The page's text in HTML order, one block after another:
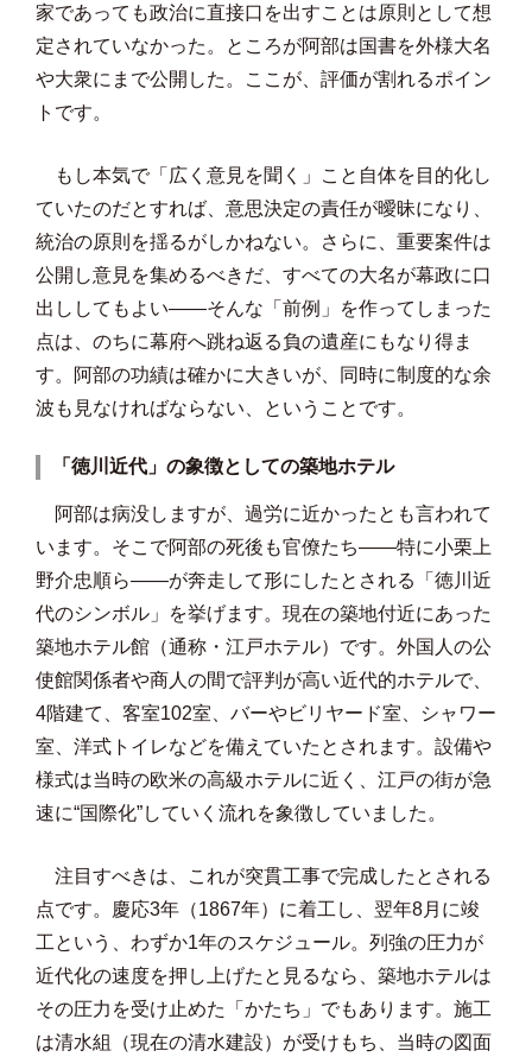
家であっても政治に直接口を出すことは原則として想
定されていなかった。ところが阿部は国書を外様大名
や大衆にまで公開した。ここが、評価が割れるポイン
トです。
もし本気で「広く意見を聞く」こと自体を目的化し
ていたのだとすれば、意思決定の責任が曖昧になり、
統治の原則を揺るがしかねない。さらに、重要案件は
公開し意見を集めるべきだ、すべての大名が幕政に口
出ししてもよい――そんな「前例」を作ってしまった
点は、のちに幕府へ跳ね返る負の遺産にもなり得ま
す。阿部の功績は確かに大きいが、同時に制度的な余
波も見なければならない、ということです。
「徳川近代」の象徴としての築地ホテル
阿部は病没しますが、過労に近かったとも言われて
います。そこで阿部の死後も官僚たち――特に小栗上
野介忠順ら――が奔走して形にしたとされる「徳川近
代のシンボル」を挙げます。現在の築地付近にあった
築地ホテル館（通称・江戸ホテル）です。外国人の公
使館関係者や商人の間で評判が高い近代的ホテルで、
4階建て、客室102室、バーやビリヤード室、シャワー
室、洋式トイレなどを備えていたとされます。設備や
様式は当時の欧米の高級ホテルに近く、江戸の街が急
速に“国際化”していく流れを象徴していました。
注目すべきは、これが突貫工事で完成したとされる
点です。慶応3年（1867年）に着工し、翌年8月に竣
工という、わずか1年のスケジュール。列強の圧力が
近代化の速度を押し上げたと見るなら、築地ホテルは
その圧力を受け止めた「かたち」でもあります。施工
は清水組（現在の清水建設）が受けもち、当時の図面